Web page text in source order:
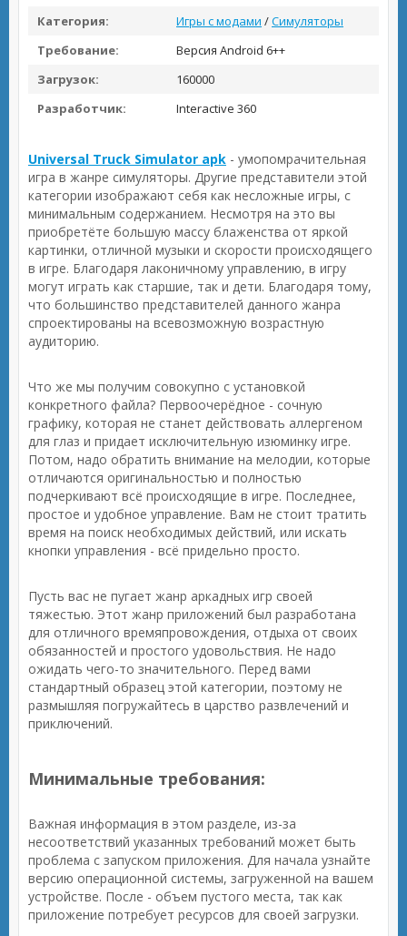
Категория:
Игры с модами /Симуляторы
Требование:
Версия Android 6++
Загрузок:
160000
Разработчик:
Interactive 360
Universal Truck Simulator apk - умопомрачительная
игра в жанре симуляторы. Другие представители этой
категории изображают себя как несложные игры, с
минимальным содержанием. Несмотря на это вы
приобретёте большую массу блаженства от яркой
картинки, отличной музыки и скорости происходящего
в игре. Благодаря лаконичному управлению, в игру
могут играть как старшие, так и дети. Благодаря тому,
что большинство представителей данного жанра
спроектированы на всевозможную возрастную
аудиторию.
Что же мы получим совокупно с установкой
конкретного файла? Первоочерёдное - сочную
графику, которая не станет действовать аллергеном
для глаз и придает исключительную изюминку игре.
Потом, надо обратить внимание на мелодии, которые
отличаются оригинальностью и полностью
подчеркивают всё происходящие в игре. Последнее,
простое и удобное управление. Вам не стоит тратить
время на поиск необходимых действий, или искать
кнопки управления - всё придельно просто.
Пусть вас не пугает жанр аркадных игр своей
тяжестью. Этот жанр приложений был разработана
для отличного времяпровождения, отдыха от своих
обязанностей и простого удовольствия. Не надо
ожидать чего-то значительного. Перед вами
стандартный образец этой категории, поэтому не
размышляя погружайтесь в царство развлечений и
приключений.
Минимальные требования:
Важная информация в этом разделе, из-за
несоответствий указанных требований может быть
проблема с запуском приложения. Для начала узнайте
версию операционной системы, загруженной на вашем
устройстве. После - объем пустого места, так как
приложение потребует ресурсов для своей загрузки.